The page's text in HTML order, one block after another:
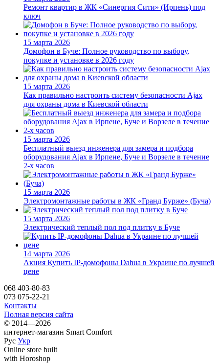
Ремонт квартир в ЖК «Синергия Сити» (Ирпень) под
ключ
15 марта 2026
Домофон в Буче: Полное руководство по выбору,
покупке и установке в 2026 году
15 марта 2026
Как правильно настроить систему безопасности Ajax
для охраны дома в Киевской области
15 марта 2026
Бесплатный выезд инженера для замера и подбора
оборудования Ajax в Ирпене, Буче и Ворзеле в течение
2-х часов
15 марта 2026
Электромонтажные работы в ЖК «Гранд Бурже» (Буча)
15 марта 2026
Электрический теплый пол под плитку в Буче
14 марта 2026
Акция Купить IP-домофоны Dahua в Украине по лучшей
цене
068 403-80-83
073 075-22-21
Контакты
Полная версия сайта
© 2014—2026
интернет-магазин Smart Comfort
Рус Укр
Online store built
with Horoshop